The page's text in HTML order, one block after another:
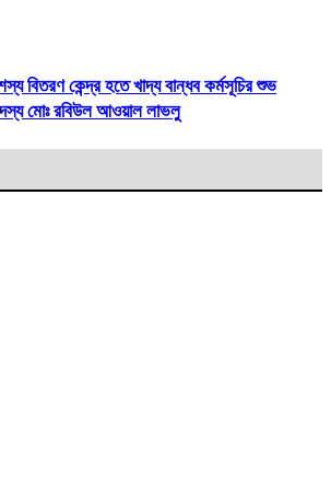
বিতরণ কেন্দ্র হতে খাদ্য বান্ধব কর্মসূচির শুভ
মোঃ রবিউল আওয়াল লাভলু